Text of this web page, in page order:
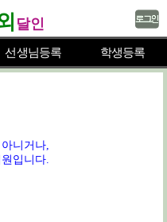
달인
선생님등록 학생등록
니거나,
입니다.